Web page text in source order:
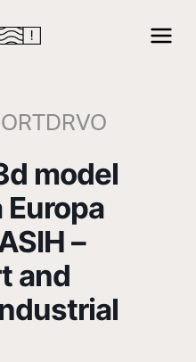
model
–
and